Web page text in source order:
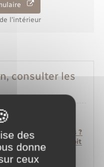
l'intérieur
consulter les
prochaines élections ?
prison a-t-elle le droit
des
donne
ceux